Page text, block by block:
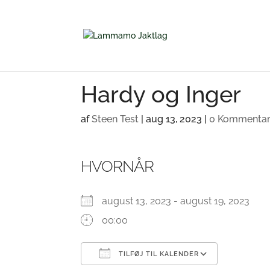
Hardy og Inger
afSteen Test |aug 13, 2023 | 0
HVORNÅR
august 13, 2023 - august 19, 2023
00:00
TILFØJ TIL KALENDER